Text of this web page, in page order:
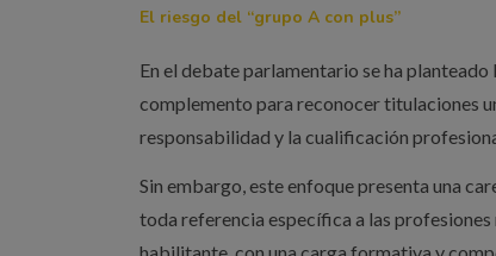
El riesgo del “grupo A con plus”
En el debate parlamentario se ha
complemento para reconocer titulaciones
responsabilidad y la cualificación
Sin embargo, este enfoque presenta una
toda referencia específica a las